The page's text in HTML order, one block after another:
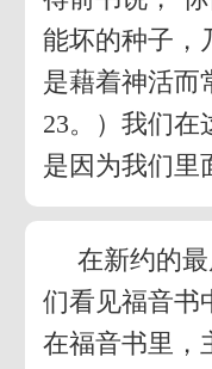
能坏的种子，
是藉着神活而
23。）我们在
是因为我们里
在新约的
们看见福音书
在福音书里，